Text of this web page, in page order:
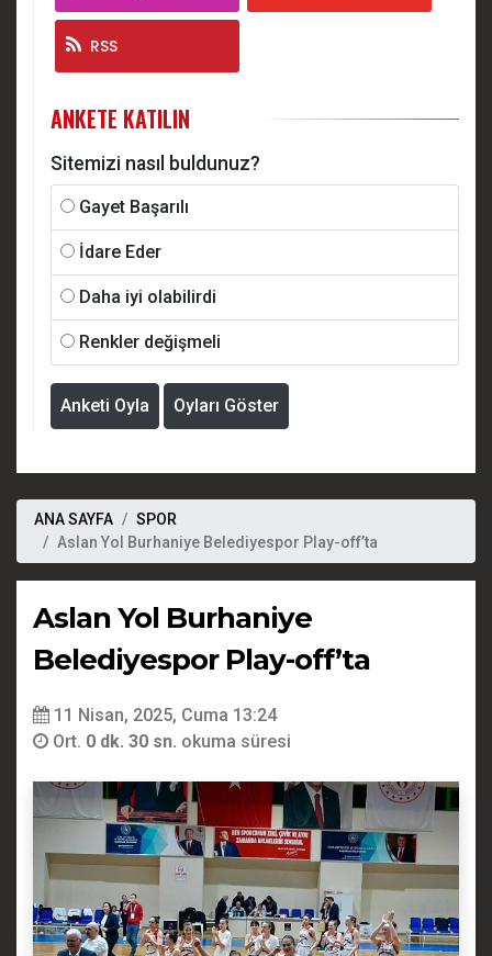
RSS
ANKETE KATILIN
Sitemizi nasıl buldunuz?
Gayet Başarılı
İdare Eder
Daha iyi olabilirdi
Renkler değişmeli
Anketi Oyla Oyları Göster
ANA SAYFA
SPOR
Aslan Yol Burhaniye Belediyespor Play-off’ta
Aslan Yol Burhaniye
Belediyespor Play-off’ta
11 Nisan, 2025, Cuma 13:24
Ort. 0 dk. 30 sn. okuma süresi